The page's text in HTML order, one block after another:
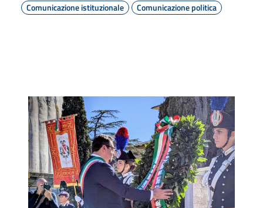
Comunicazione istituzionale
Comunicazione politica